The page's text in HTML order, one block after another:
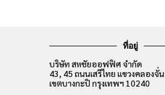
ที่อยู่
บริษัท สหชัยออฟฟิศ จำกัด
43, 45 ถนนเสรีไทย แขวงคลองจั่น
เขตบางกะปิ กรุงเทพฯ 10240